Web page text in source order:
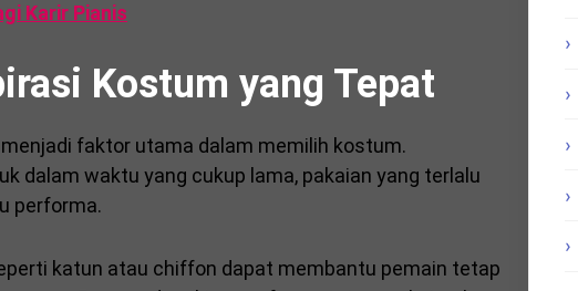
Karir Pianis
Kostum yang Tepat
faktor utama dalam memilih kostum.
dalam waktu yang cukup lama, pakaian yang terlalu
performa.
katun atau chiffon dapat membantu pemain tetap